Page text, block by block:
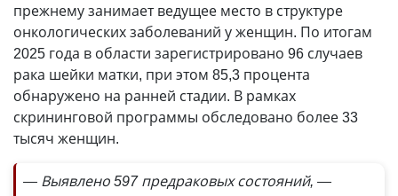
прежнему занимает ведущее место в структуре
онкологических заболеваний у женщин. По итогам
2025 года в области зарегистрировано 96 случаев
рака шейки матки, при этом 85,3 процента
обнаружено на ранней стадии. В рамках
скрининговой программы обследовано более 33
тысяч женщин.
— Выявлено 597 предраковых состояний, —